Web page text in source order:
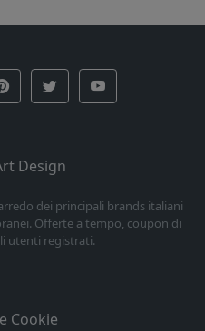
Design
dei principali brands italiani
Offerte a tempo, coupon di
utenti registrati.
Cookie